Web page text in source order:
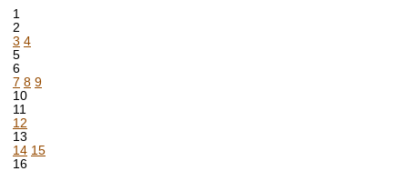
1
2
3 4
5
6
7 8 9
10
11
12
13
14 15
16